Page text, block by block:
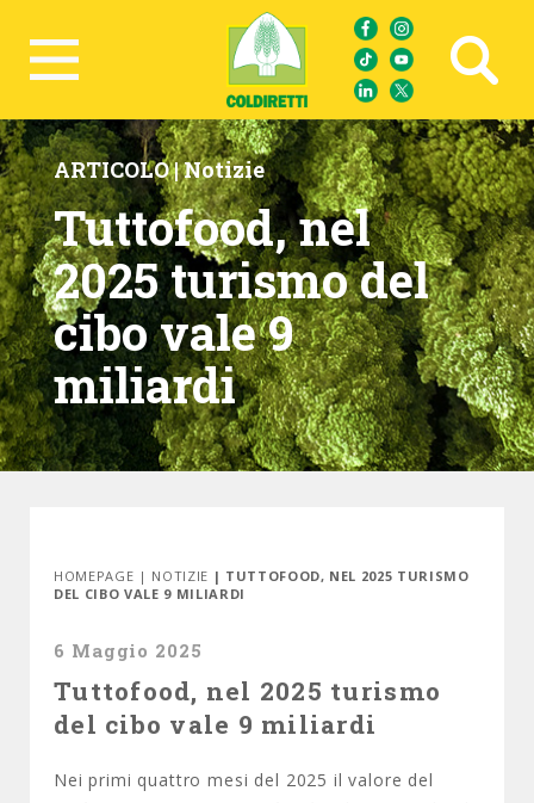
Ricerca avanzata
ARTICOLO |Notizie
Tuttofood, nel
2025 turismo del
cibo vale 9
miliardi
HOMEPAGE | NOTIZIE | TUTTOFOOD, NEL 2025 TURISMO
DEL CIBO VALE 9 MILIARDI
6 Maggio 2025
Tuttofood, nel 2025 turismo
del cibo vale 9 miliardi
Nei primi quattro mesi del 2025 il valore del